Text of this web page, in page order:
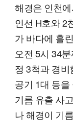
해경은 인천
인선 H호와 2
가 바다에 흘
오전 5시 34
정 3척과 경
공기 1대 등
기름 유출 사
나 해경이 기